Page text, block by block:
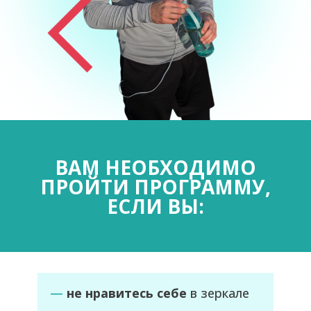
ВАМ НЕОБХОДИМО
ПРОЙТИ ПРОГРАММУ,
ЕСЛИ ВЫ:
— не нравитесь себе в зеркале